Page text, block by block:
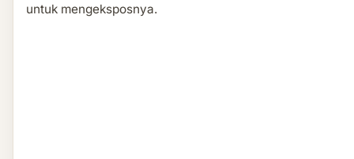
untuk mengeksposnya.